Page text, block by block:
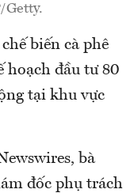
Getty.
biến cà phê
hoạch đầu tư 80
tại khu vực
bà
đốc phụ trách